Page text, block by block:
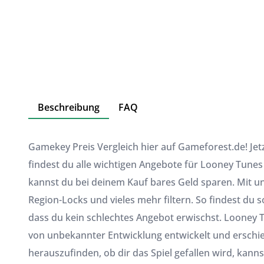
Beschreibung FAQ
Gamekey Preis Vergleich hier auf Gameforest.de!
findest du alle wichtigen Angebote für Looney
kannst du bei deinem Kauf bares Geld sparen. Mit
Region-Locks und vieles mehr filtern. So findest du
dass du kein schlechtes Angebot erwischst.
von unbekannter Entwicklung entwickelt und
herauszufinden, ob dir das Spiel gefallen wird,